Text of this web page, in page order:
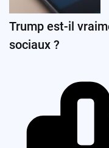
Trump est-il
sociaux ?